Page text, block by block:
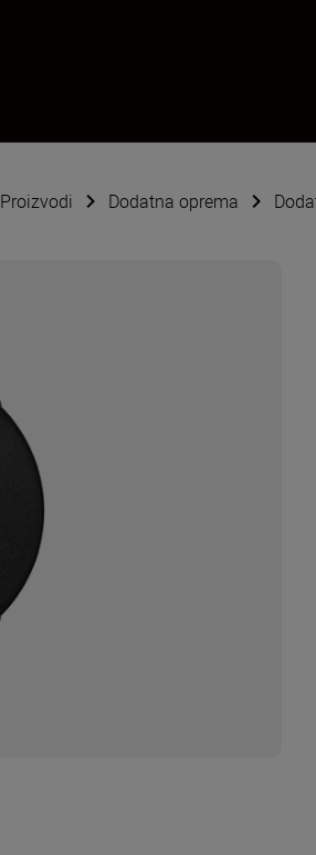
Proizvodi Dodatna oprema